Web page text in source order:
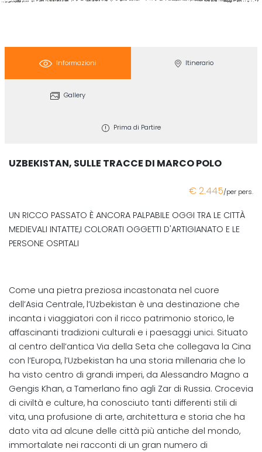
Informazioni Itinerario
Gallery
Prima di Partire
UZBEKISTAN, SULLE TRACCE DI MARCO POLO
€ 2.445/per pers.
UN RICCO PASSATO È ANCORA PALPABILE OGGI TRA LE CITTÀ
MEDIEVALI INTATTE,I COLORATI OGGETTI D'ARTIGIANATO E LE
PERSONE OSPITALI
Come una pietra preziosa incastonata nel cuore
dell’Asia Centrale, l’Uzbekistan è una destinazione che
incanta i viaggiatori con il ricco patrimonio storico, le
affascinanti tradizioni culturali e i paesaggi unici. Situato
al centro dell’antica Via della Seta che collegava la Cina
con l’Europa, l’Uzbekistan ha una storia millenaria che lo
ha visto centro di grandi imperi, da Alessandro Magno a
Gengis Khan, a Tamerlano fino agli Zar di Russia. Crocevia
di civiltà e culture, ha conosciuto tanti differenti stili di
vita, una profusione di arte, architettura e storia che ha
dato vita ad alcune delle città più antiche del mondo,
immortalate nei racconti di un gran numero di